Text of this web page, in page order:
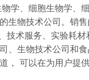
学、细胞生物学、
生物技术公司。销
技术服务、实验耗
、生物技术公司和
可以在为用户提